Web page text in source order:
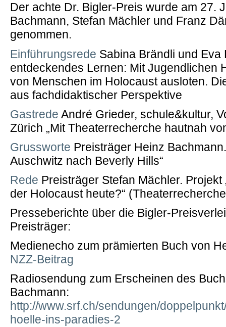
Der achte Dr. Bigler-Preis wurde am 27.
Bachmann, Stefan Mächler und Franz
genommen.
Einführungsrede Sabina Brändli und
entdeckendes Lernen: Mit Jugendlichen
von Menschen im Holocaust ausloten.
aus fachdidaktischer Perspektive
Gastrede André Grieder, schule&kultur,
Zürich „Mit Theaterrecherche hautnah
Grussworte Preisträger Heinz
Auschwitz nach Beverly Hills“
Rede Preisträger Stefan Mächler. Projekt
der Holocaust heute?“
Presseberichte über die Bigler-
Preisträger:
Medienecho zum prämierten Buch von
NZZ-Beitrag
Radiosendung zum Erscheinen des
Bachmann:
http://www.srf.ch/sendungen/
hoelle-ins-paradies-2